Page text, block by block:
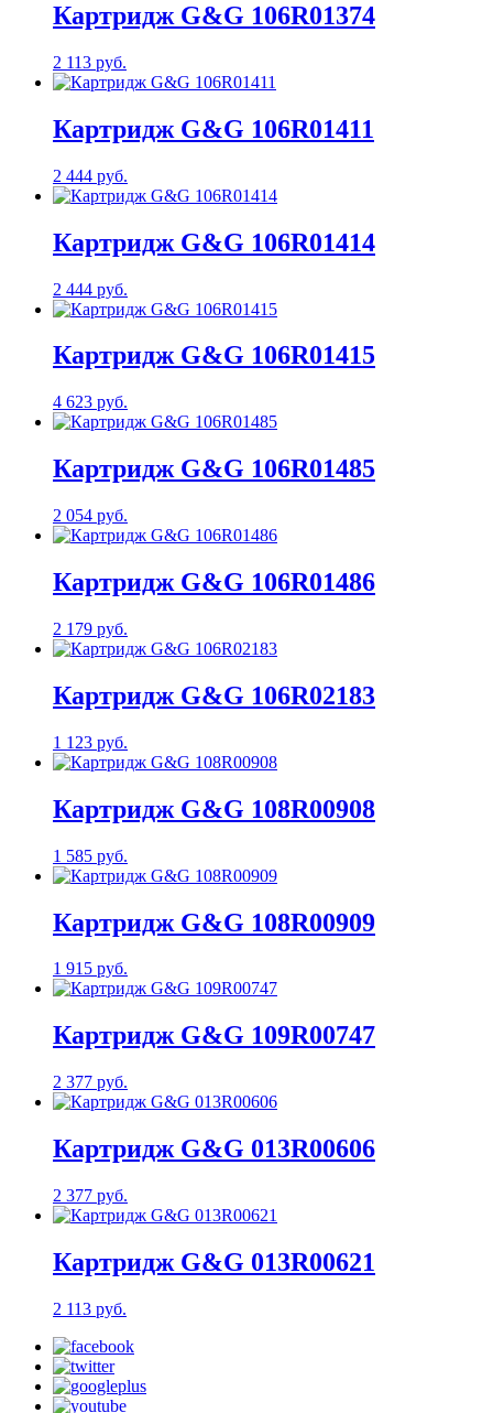
Картридж G&G 106R01374
2 113 руб.
Картридж G&G 106R01411
2 444 руб.
Картридж G&G 106R01414
2 444 руб.
Картридж G&G 106R01415
4 623 руб.
Картридж G&G 106R01485
2 054 руб.
Картридж G&G 106R01486
2 179 руб.
Картридж G&G 106R02183
1 123 руб.
Картридж G&G 108R00908
1 585 руб.
Картридж G&G 108R00909
1 915 руб.
Картридж G&G 109R00747
2 377 руб.
Картридж G&G 013R00606
2 377 руб.
Картридж G&G 013R00621
2 113 руб.